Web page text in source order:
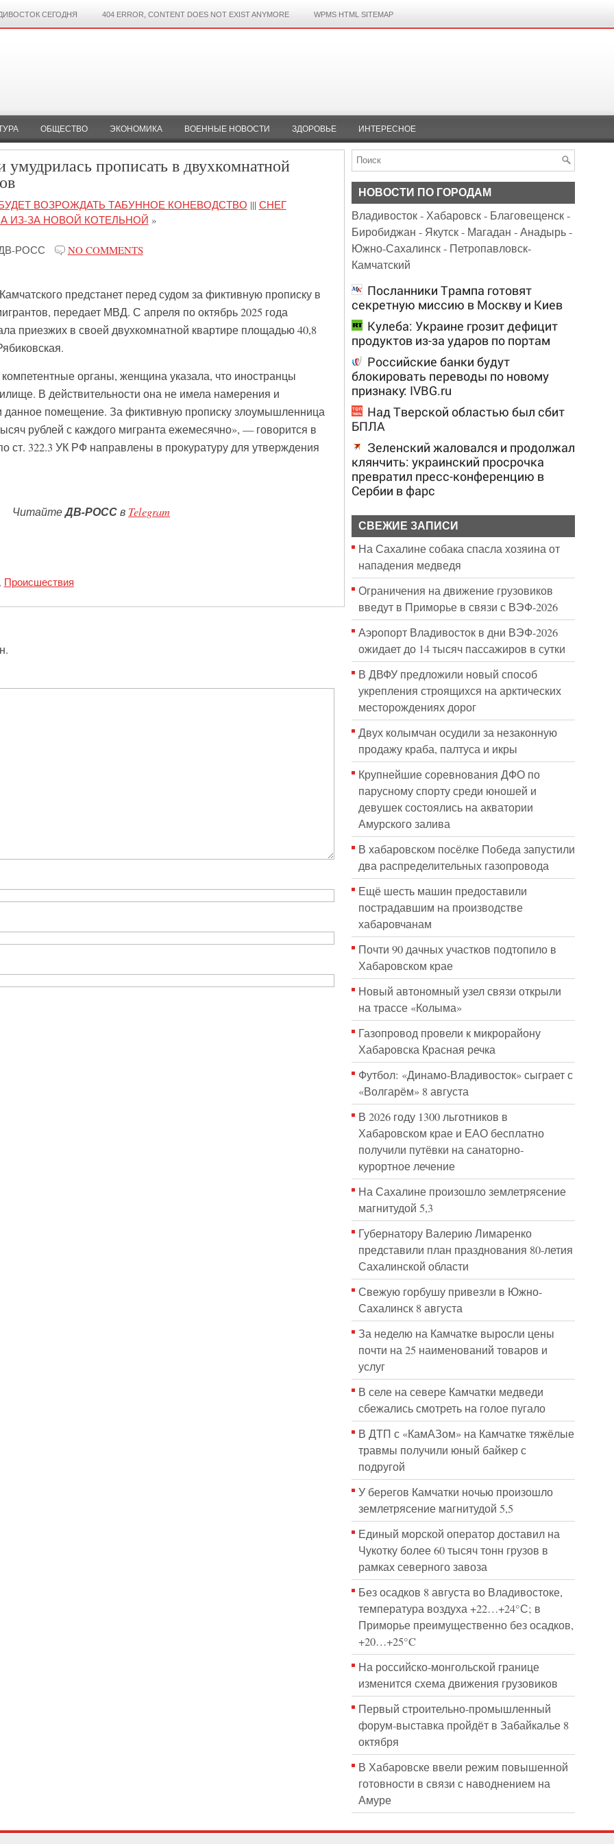
СЕГОДНЯ 404 ERROR, CONTENT DOES NOT EXIST ANYMORE WPMS HTML SITEMAP
ОБЩЕСТВО ЭКОНОМИКА ВОЕННЫЕ НОВОСТИ ЗДОРОВЬЕ ИНТЕРЕСНОЕ
прописать в двухкомнатной
ВОЗРОЖДАТЬ ТАБУННОЕ КОНЕВОДСТВО ||| СНЕГ
ИЗ-ЗА НОВОЙ КОТЕЛЬНОЙ »
РОСС NO COMMENTS
предстанет перед судом за фиктивную прописку в
передает МВД. С апреля по октябрь 2025 года
приезжих в своей двухкомнатной квартире площадью 40,8
органы, женщина указала, что иностранцы
В действительности она не имела намерения и
данное помещение. За фиктивную прописку злоумышленница
рублей с каждого мигранта ежемесячно», — говорится в
ст. 322.3 УК РФ направлены в прокуратуру для утверждения
ЧитайтеДВ-РОССв Telegram
Происшествия
НОВОСТИ ПО ГОРОДАМ
Владивосток-Хабаровск- Благовещенск-
Биробиджан - Якутск- Магадан -Анадырь-
Южно-Сахалинск- Петропавловск-
Камчатский
Посланники Трампа готовят
секретную миссию в Москву и Киев
Кулеба: Украине грозит дефицит
продуктов из-за ударов по портам
Российские банки будут
блокировать переводы по новому
признаку: IVBG.ru
Над Тверской областью был сбит
БПЛА
Зеленский жаловался и продолжал
клянчить: украинский просрочка
превратил пресс-конференцию в
Сербии в фарс
СВЕЖИЕ ЗАПИСИ
На Сахалине собака спасла хозяина от
нападения медведя
Ограничения на движение грузовиков
введут в Приморье в связи с ВЭФ-2026
Аэропорт Владивосток в дни ВЭФ-2026
ожидает до 14 тысяч пассажиров в сутки
В ДВФУ предложили новый способ
укрепления строящихся на арктических
месторождениях дорог
Двух колымчан осудили за незаконную
продажу краба, палтуса и икры
Крупнейшие соревнования ДФО по
парусному спорту среди юношей и
девушек состоялись на акватории
Амурского залива
В хабаровском посёлке Победа запустили
два распределительных газопровода
Ещё шесть машин предоставили
пострадавшим на производстве
хабаровчанам
Почти 90 дачных участков подтопило в
Хабаровском крае
Новый автономный узел связи открыли
на трассе «Колыма»
Газопровод провели к микрорайону
Хабаровска Красная речка
Футбол: «Динамо-Владивосток» сыграет с
«Волгарём» 8 августа
В 2026 году 1300 льготников в
Хабаровском крае и ЕАО бесплатно
получили путёвки на санаторно-
курортное лечение
На Сахалине произошло землетрясение
магнитудой 5,3
Губернатору Валерию Лимаренко
представили план празднования 80-летия
Сахалинской области
Свежую горбушу привезли в Южно-
Сахалинск 8 августа
За неделю на Камчатке выросли цены
почти на 25 наименований товаров и
услуг
В селе на севере Камчатки медведи
сбежались смотреть на голое пугало
В ДТП с «КамАЗом» на Камчатке тяжёлые
травмы получили юный байкер с
подругой
У берегов Камчатки ночью произошло
землетрясение магнитудой 5,5
Единый морской оператор доставил на
Чукотку более 60 тысяч тонн грузов в
рамках северного завоза
Без осадков 8 августа во Владивостоке,
температура воздуха +22…+24°С; в
Приморье преимущественно без осадков,
+20…+25°C
На российско‑монгольской границе
изменится схема движения грузовиков
Первый строительно‑промышленный
форум‑выставка пройдёт в Забайкалье 8
октября
В Хабаровске ввели режим повышенной
готовности в связи с наводнением на
Амуре